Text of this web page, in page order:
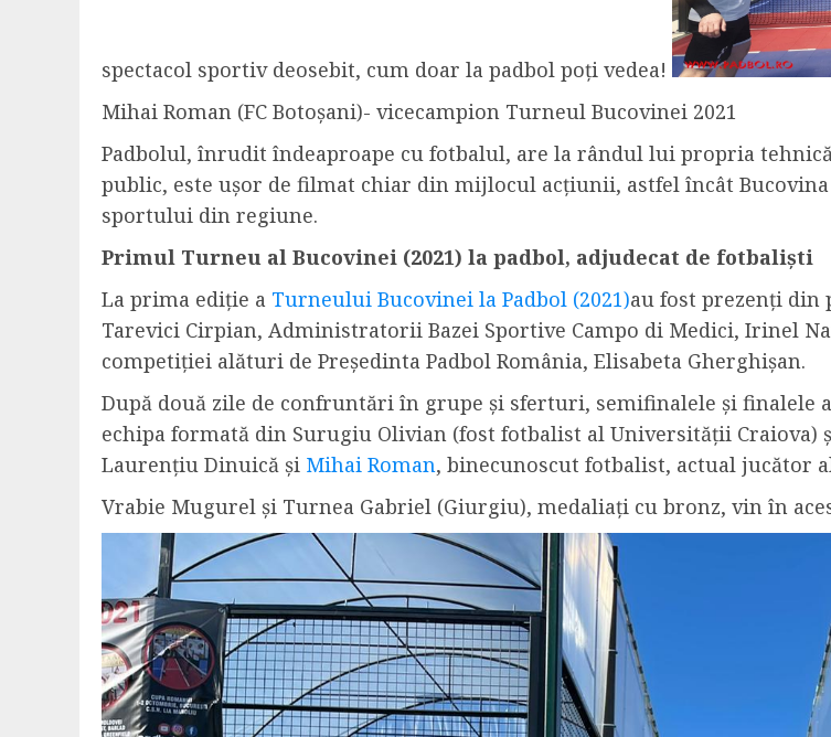
spectacol sportiv deosebit, cum doar la padbol poți vedea!
Mihai Roman (FC Botoșani)- vicecampion Turneul Bucovinei 2021
Padbolul, înrudit îndeaproape cu fotbalul, are la rândul lui propria
public, este ușor de filmat chiar din mijlocul acțiunii, astfel încât
sportului din regiune.
Primul Turneu al Bucovinei (2021) la padbol, adjudecat de fotbaliști
La prima ediție a Turneului Bucovinei la Padbol (2021)au fost prezenți
Tarevici Cirpian, Administratorii Bazei Sportive Campo di Medici, Irinel
competiției alături de Președinta Padbol România, Elisabeta Gherghișan.
După două zile de confruntări în grupe și sferturi, semifinalele și finalele
echipa formată din Surugiu Olivian (fost fotbalist al Universității Craiova)
Laurențiu Dinuică și Mihai Roman, binecunoscut fotbalist, actual jucător
Vrabie Mugurel și Turnea Gabriel (Giurgiu), medaliați cu bronz, vin în